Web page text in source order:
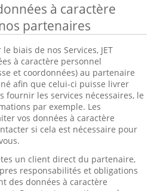
à caractère
partenaires
biais de nos Services, JET
à caractère personnel
et coordonnées) au partenaire
afin que celui-ci puisse livrer
fournir les services nécessaires, le
par exemple. Les
vos données à caractère
si cela est nécessaire pour
un client direct du partenaire,
responsabilités et obligations
des données à caractère